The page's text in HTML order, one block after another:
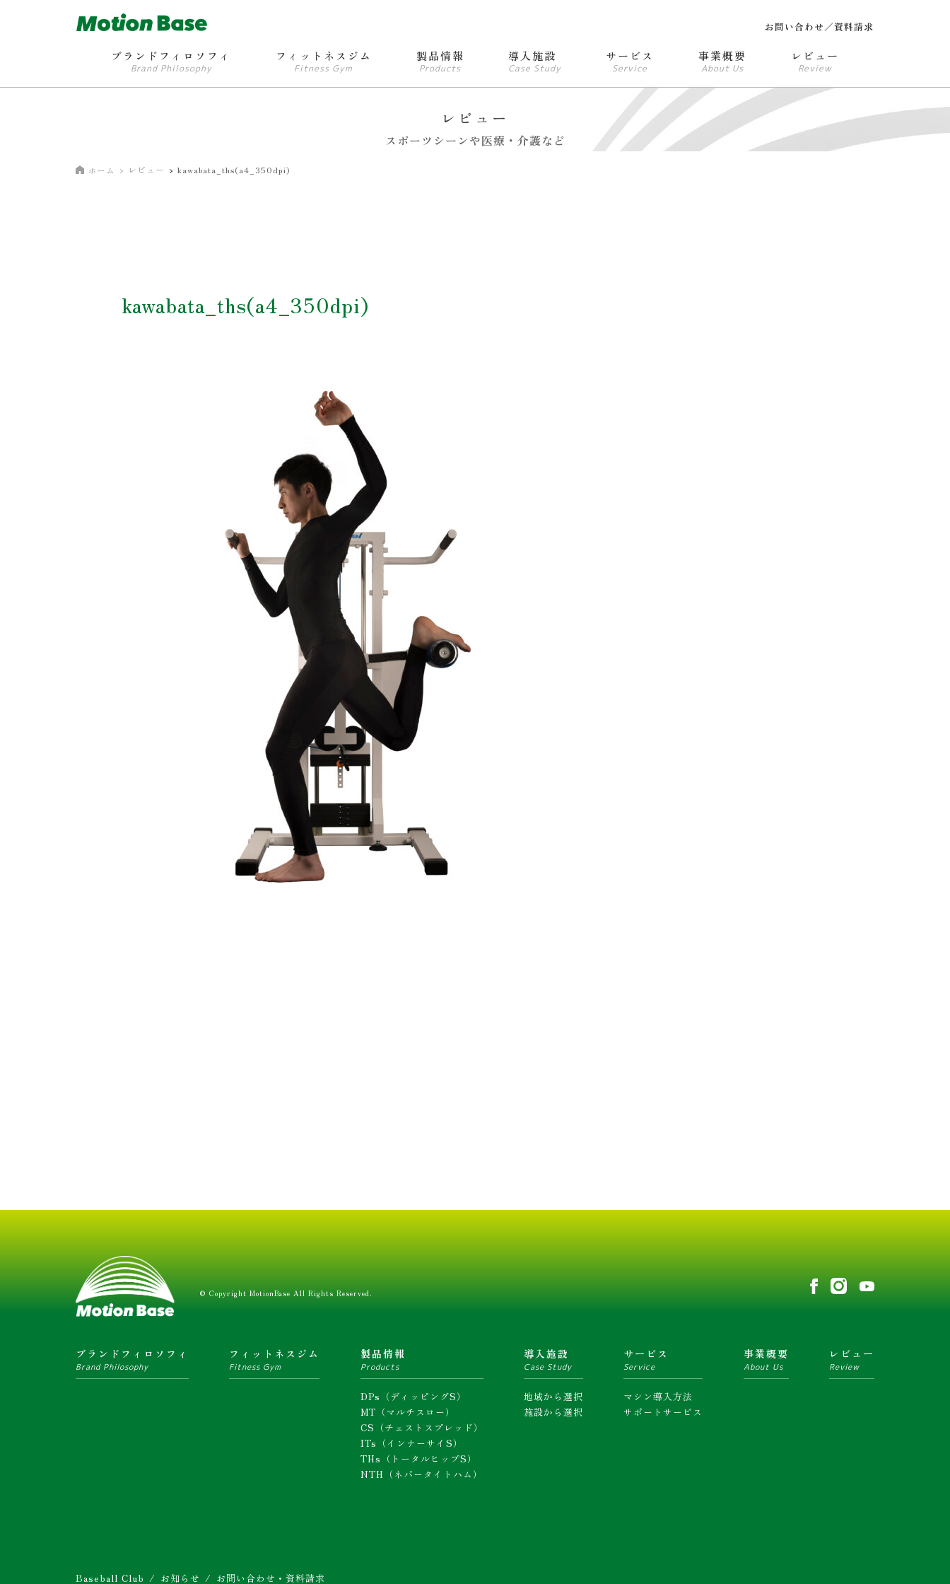
お問い合わせ／資料請求
ブランドフィロソフィ
Brand Philosophy
フィットネスジム
Fitness Gym
製品情報
Products
導入施設
Case Study
サービス
Service
事業概要
About Us
レビュー
Review
レビュー
スポーツシーンや医療・介護など
ホーム レビュー kawabata_ths(a4_350dpi)
kawabata_ths(a4_350dpi)
© Copyright MotionBase All Rights Reserved.
ブランドフィロソフィ
Brand Philosophy
フィットネスジム
Fitness Gym
製品情報
Products
DPs（ディッピングS）
MT（マルチスロー）
CS（チェストスプレッド）
ITs（インナーサイS）
THs（トータルヒップS）
NTH（ネバータイトハム）
導入施設
Case Study
地域から選択
施設から選択
サービス
Service
マシン導入方法
サポートサービス
事業概要
About Us
レビュー
Review
Baseball Club お知らせ お問い合わせ・資料請求